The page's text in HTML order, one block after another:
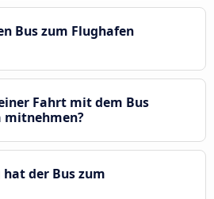
Bus zum Flughafen
Fahrt mit dem Bus
mitnehmen?
der Bus zum